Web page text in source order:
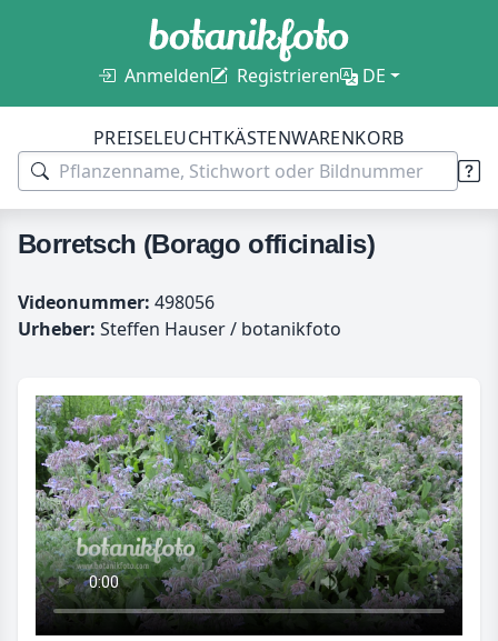
Anmelden Registrieren DE
PREISELEUCHTKÄSTENWARENKORB
Borretsch (Borago officinalis)
Videonummer: 498056
Urheber: Steffen Hauser / botanikfoto